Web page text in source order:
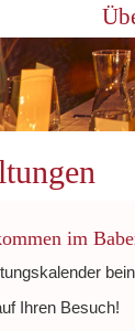
im
Ihren Besuch!